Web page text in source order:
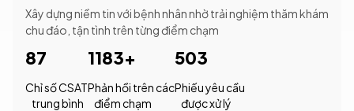
Xây dựng niềm tin với bệnh nhân nhờ trải nghiệm thăm khám
chu đáo, tận tình trên từng điểm chạm
87
Chỉ số CSAT
trung bình
1183+
Phản hồi trên các
điểm chạm
503
Phiếu yêu cầu
được xử lý